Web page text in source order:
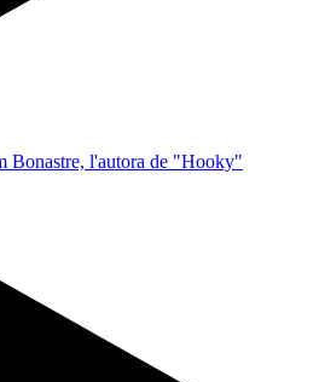
Bonastre, l'autora de "Hooky"